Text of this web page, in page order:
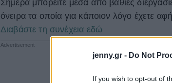
jenny.gr - Do Not
If you wish to opt-out of
Σήμερα μπορείτε μέσα από βαθιές
όνειρα τα οποία για κάποιον λόγο έχετε
Διαβάστε τη συνέχεια εδώ